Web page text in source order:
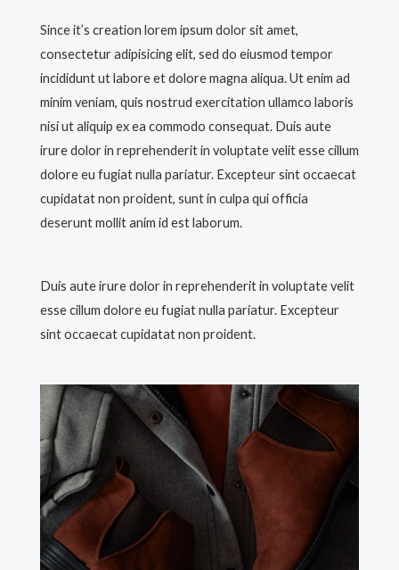
Since it’s creation lorem ipsum dolor sit amet,
consectetur adipisicing elit, sed do eiusmod tempor
incididunt ut labore et dolore magna aliqua. Ut enim ad
minim veniam, quis nostrud exercitation ullamco laboris
nisi ut aliquip ex ea commodo consequat. Duis aute
irure dolor in reprehenderit in voluptate velit esse cillum
dolore eu fugiat nulla pariatur. Excepteur sint occaecat
cupidatat non proident, sunt in culpa qui officia
deserunt mollit anim id est laborum.
Duis aute irure dolor in reprehenderit in voluptate velit
esse cillum dolore eu fugiat nulla pariatur. Excepteur
sint occaecat cupidatat non proident.